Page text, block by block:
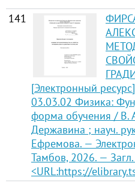
141
[Электронный
03.03.02 Физика:
форма обучения / В.
Державина ; науч.
Ефремова. —
Тамбов, 2026. — Загл.
<URL:https://